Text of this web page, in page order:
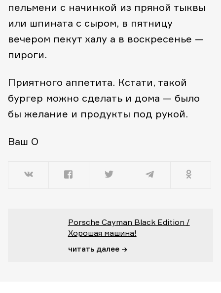
пельмени с начинкой из пряной тыквы
или шпината с сыром, в пятницу
вечером пекут халу а в воскресенье —
пироги.
Приятного аппетита. Кстати, такой
бургер можно сделать и дома — было
бы желание и продукты под рукой.
Ваш О
Porsche Cayman Black Edition /
Хорошая машина!
читать далее →